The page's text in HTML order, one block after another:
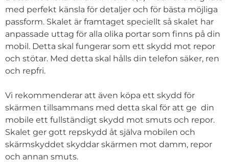
med perfekt känsla för detaljer och för bästa möjliga
passform. Skalet är framtaget speciellt så skalet har
anpassade uttag för alla olika portar som finns på din
mobil. Detta skal fungerar som ett skydd mot repor
och stötar. Med detta skal hålls din telefon säker, ren
och repfri.
Vi rekommenderar att även köpa ett skydd för
skärmen tillsammans med detta skal för att ge din
mobile ett fullständigt skydd mot smuts och repor.
Skalet ger gott repskydd åt själva mobilen och
skärmskyddet skyddar skärmen mot damm, repor
och annan smuts.